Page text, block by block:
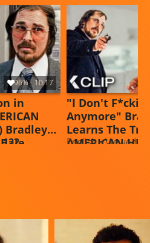
96% 10:17
in
Bradley
"I Don't
Anymore"
Learns The
AMERICAN
English • Viewed